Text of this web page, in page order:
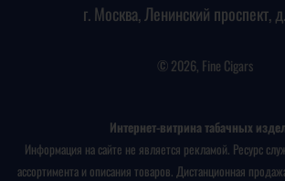
г. Москва, Ленинский проспект,
© 2026, Fine Cigars
Интернет-витрина табачных
Информация на сайте не является рекламой. Ресурс
ассортимента и описания товаров. Дистанционная